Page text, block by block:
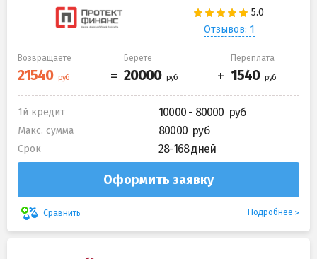
Отзывов: 1
Возвращаете Берете Переплата
1й кредит 10000 - 80000
Макс. сумма 80000
Срок 28-168 дней
Оформить заявку
Сравнить Подробнее